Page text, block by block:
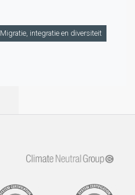
Migratie, integratie en diversiteit